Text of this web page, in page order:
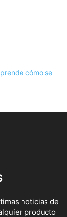
cómo se
noticias de
producto